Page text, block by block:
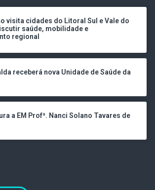
visita cidades do Litoral Sul e Vale do
saúde, mobilidade e
regional
receberá nova Unidade de Saúde da
a EM Profª. Nanci Solano Tavares de